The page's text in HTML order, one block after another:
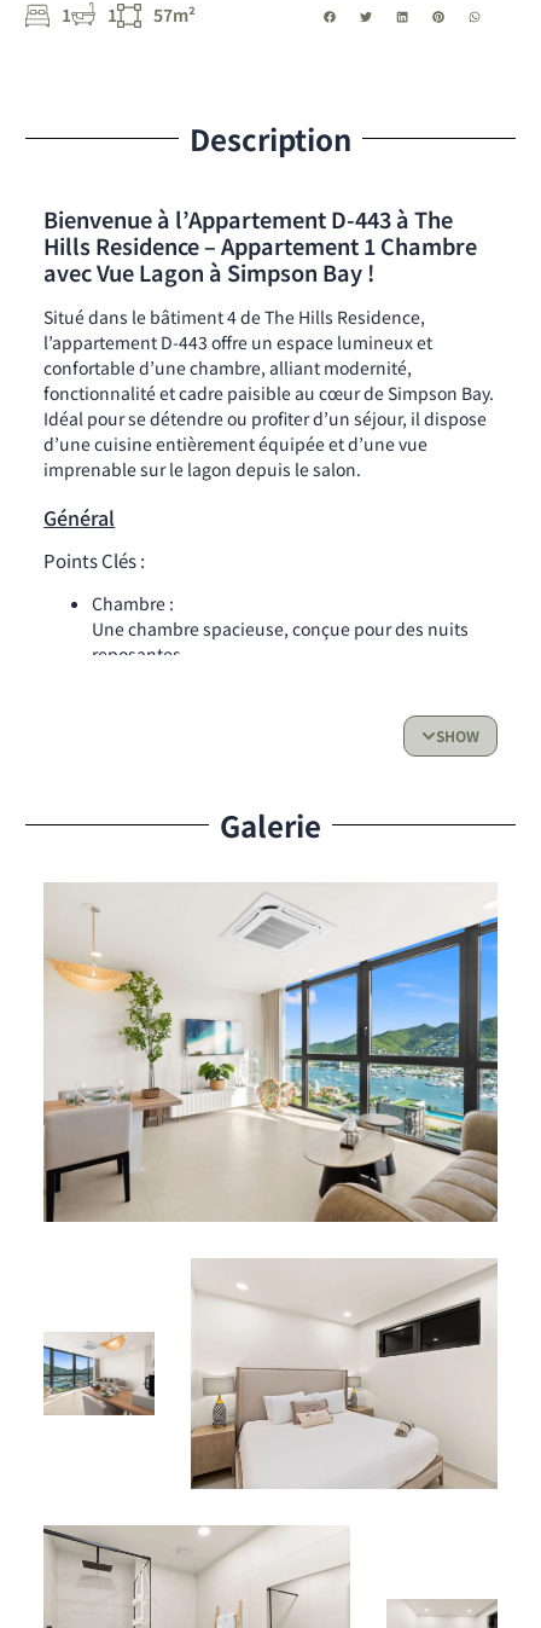
1 1 57m²
Description
Bienvenue à l’Appartement D-443 à The
Hills Residence – Appartement 1 Chambre
avec Vue Lagon à Simpson Bay !
Situé dans le bâtiment 4 de The Hills Residence,
l’appartement D-443 offre un espace lumineux et
confortable d’une chambre, alliant modernité,
fonctionnalité et cadre paisible au cœur de Simpson Bay.
Idéal pour se détendre ou profiter d’un séjour, il dispose
d’une cuisine entièrement équipée et d’une vue
imprenable sur le lagon depuis le salon.
Général
Points Clés :
Chambre :
Une chambre spacieuse, conçue pour des nuits
reposantes.
Salle d’eau moderne avec tout le confort
réfrigérateur, four, plaques de cuisson, micro-
préparer vos repas facilement.
Espace de Vie & Accès Extérieur :
Salon lumineux donnant sur une vue
panoramique sur le lagon – idéal pour profiter de
l’ambiance caribéenne.
Services / Avantages Résidentiels :
Climatisation
Wi-Fi haut débit
Lave-linge et sèche-linge combinés
Linge de maison, serviettes fournis
Équipements Partagés :
Piscine sur le toit
Jacuzzi sur le toit
Espace piscine “Comfort, Modernity & Garden”
Emplacement Idéal :
Situé à Simpson Bay, à proximité des plages, restaurants,
boutiques et attractions locales. L’appartement offre
tranquillité, intimité et vues magnifiques sur le lagon.
SHOW
Galerie